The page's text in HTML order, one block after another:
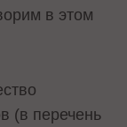
в этом
(в перечень